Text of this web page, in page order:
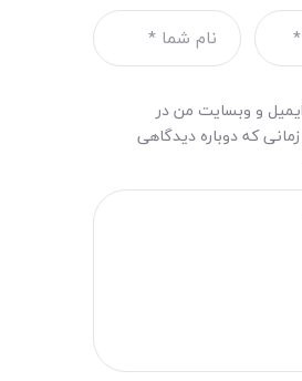
و وبسایت من در
زمانی که دوباره دیدگاهی